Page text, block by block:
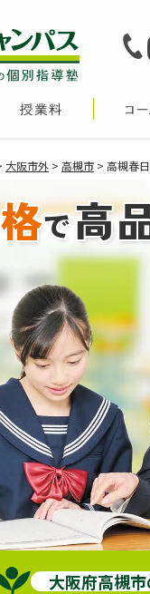
大阪市外 > 高槻市 > 高槻春日
で高
大阪府高槻